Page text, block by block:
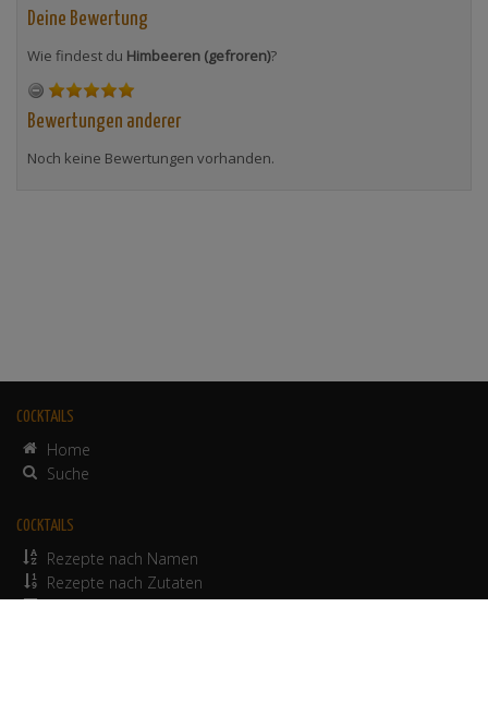
Deine Bewertung
Wie findest du Himbeeren (gefroren)?
Bewertungen anderer
Noch keine Bewertungen vorhanden.
COCKTAILS
Home
Suche
COCKTAILS
Rezepte nach Namen
Rezepte nach Zutaten
alkoholfreie Rezepte